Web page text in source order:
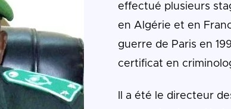
effectué plusieurs
en Algérie et en
guerre de Paris en
certificat en
Il a été le directeur